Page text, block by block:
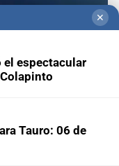
✕
el espectacular
Tauro: 06 de